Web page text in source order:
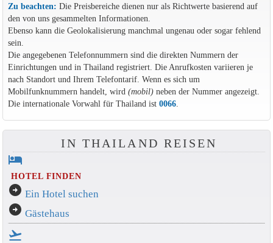
Zu beachten: Die Preisbereiche dienen nur als Richtwerte basierend auf
den von uns gesammelten Informationen.
Ebenso kann die Geolokalisierung manchmal ungenau oder sogar fehlend
sein.
Die angegebenen Telefonnummern sind die direkten Nummern der
Einrichtungen und in Thailand registriert. Die Anrufkosten variieren je
nach Standort und Ihrem Telefontarif. Wenn es sich um
Mobilfunknummern handelt, wird (mobil)neben der Nummer angezeigt.
Die internationale Vorwahl für Thailand ist 0066.
IN THAILAND REISEN
hotel
HOTEL FINDEN
arrow_circle_right Ein Hotel suchen
arrow_circle_right Gästehaus
flight_takeoff